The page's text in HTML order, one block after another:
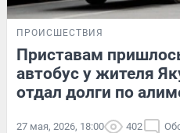
ПРОИСШЕСТВИЯ
Приставам
автобус у жителя
отдал долги по
27 мая, 2026, 18:00 402